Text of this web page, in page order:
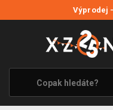
Výprodej
VÝPRODEJ
VIDEOHRY
XZONE ORIGINALS
TÉMATIKY